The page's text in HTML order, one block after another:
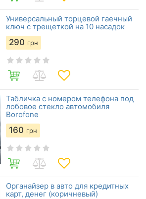
Универсальный торцевой гаечный
ключ с трещеткой на 10 насадок
290 грн
Табличка с номером телефона под
лобовое стекло автомобиля
Borofone
160 грн
Органайзер в авто для кредитных
карт, денег (коричневый)